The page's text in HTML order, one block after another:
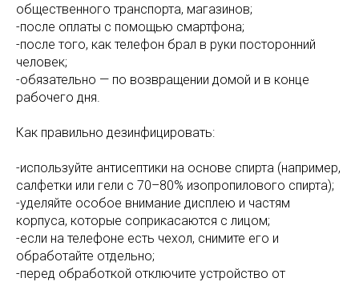
общественного транспорта, магазинов;
-после оплаты с помощью смартфона;
-после того, как телефон брал в руки посторонний
человек;
-обязательно — по возвращении домой и в конце
рабочего дня.
Как правильно дезинфицировать:
-используйте антисептики на основе спирта (например,
салфетки или гели с 70–80% изопропилового спирта);
-уделяйте особое внимание дисплею и частям
корпуса, которые соприкасаются с лицом;
-если на телефоне есть чехол, снимите его и
обработайте отдельно;
-перед обработкой отключите устройство от